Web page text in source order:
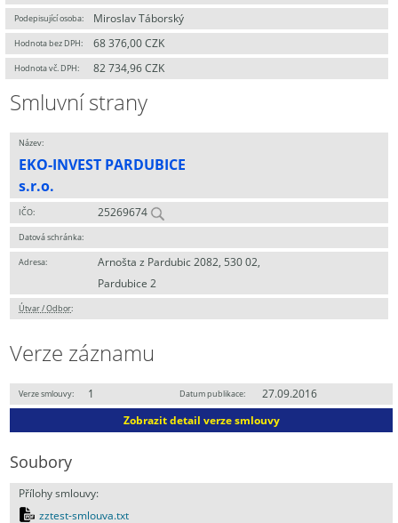
Podepisující osoba: Miroslav Táborský
Hodnota bez DPH: 68 376,00 CZK
Hodnota vč. DPH: 82 734,96 CZK
Smluvní strany
Název:
EKO-INVEST PARDUBICE
s.r.o.
IČO: 25269674
Datová schránka:
Adresa:
Arnošta z Pardubic 2082, 530 02,
Pardubice 2
Útvar / Odbor:
Verze záznamu
Verze smlouvy: 1 Datum publikace:
27.09.2016
Zobrazit detail verze smlouvy
Soubory
Přílohy smlouvy:
zztest-smlouva.txt